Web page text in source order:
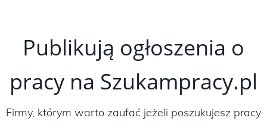
Publikują ogłoszenia o
pracy na Szukampracy.pl
Firmy, którym warto zaufać jeżeli poszukujesz pracy